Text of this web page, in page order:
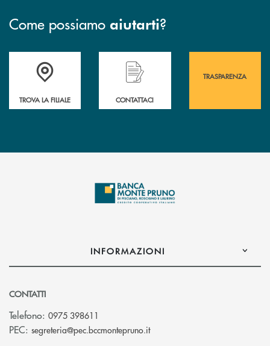
Come possiamo aiutarti?
Accedi all' elenco completo&nbsp; delle&nbsp; filiali&nbsp; di Banca
TROVA LA FILIALE
Hai bisogno di assistenza immediata?
CONTATTACI
TRASPARENZA
INFORMAZIONI
CONTATTI
Telefono: 0975 398611
PEC: segreteria@pec.bccmontepruno.it(si apre l’app di posta